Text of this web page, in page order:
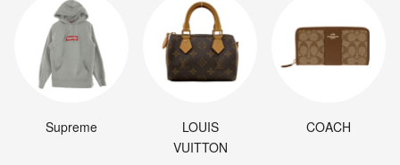
Supreme
LOUIS
VUITTON
COACH